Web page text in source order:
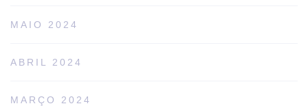
MAIO 2024
ABRIL 2024
MARÇO 2024